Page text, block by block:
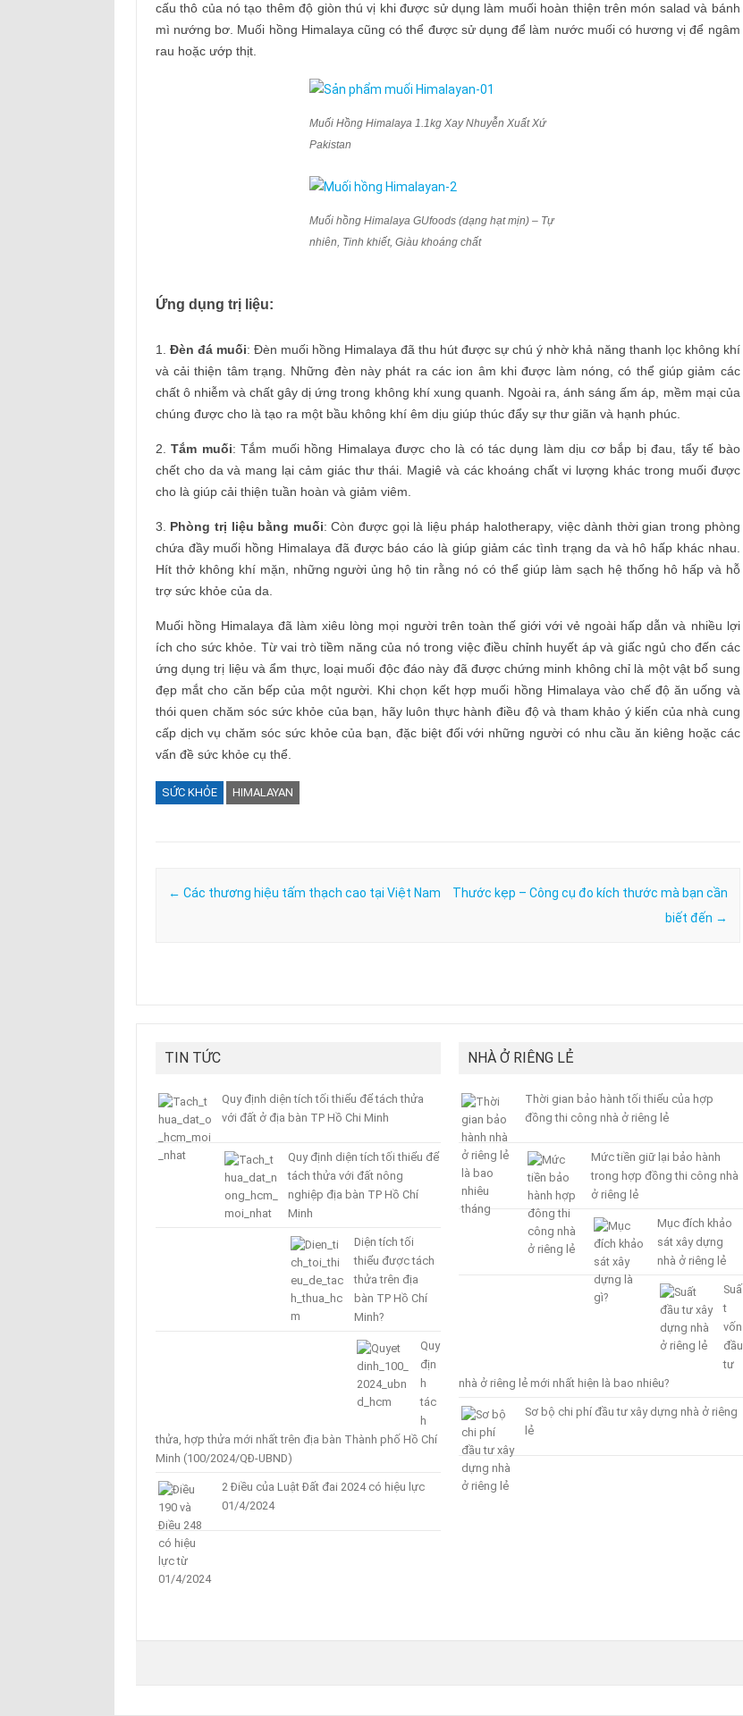
cấu thô của nó tạo thêm độ giòn thú vị khi được sử dụng làm muối hoàn thiện trên món salad và bánh
mì nướng bơ. Muối hồng Himalaya cũng có thể được sử dụng để làm nước muối có hương vị để ngâm
rau hoặc ướp thịt.
Muối Hồng Himalaya 1.1kg Xay Nhuyễn Xuất Xứ
Pakistan
Muối hồng Himalaya GUfoods (dạng hạt mịn) – Tự
nhiên, Tinh khiết, Giàu khoáng chất
Ứng dụng trị liệu:
1. Đèn đá muối: Đèn muối hồng Himalaya đã thu hút được sự chú ý nhờ khả năng thanh lọc không khí
và cải thiện tâm trạng. Những đèn này phát ra các ion âm khi được làm nóng, có thể giúp giảm các
chất ô nhiễm và chất gây dị ứng trong không khí xung quanh. Ngoài ra, ánh sáng ấm áp, mềm mại của
chúng được cho là tạo ra một bầu không khí êm dịu giúp thúc đẩy sự thư giãn và hạnh phúc.
2.Tắm muối: Tắm muối hồng Himalaya được cho là có tác dụng làm dịu cơ bắp bị đau, tẩy tế bào
chết cho da và mang lại cảm giác thư thái. Magiê và các khoáng chất vi lượng khác trong muối được
cho là giúp cải thiện tuần hoàn và giảm viêm.
3. Phòng trị liệu bằng muối: Còn được gọi là liệu pháp halotherapy, việc dành thời gian trong phòng
chứa đầy muối hồng Himalaya đã được báo cáo là giúp giảm các tình trạng da và hô hấp khác nhau.
Hít thở không khí mặn, những người ủng hộ tin rằng nó có thể giúp làm sạch hệ thống hô hấp và hỗ
trợ sức khỏe của da.
Muối hồng Himalaya đã làm xiêu lòng mọi người trên toàn thế giới với vẻ ngoài hấp dẫn và nhiều lợi
ích cho sức khỏe. Từ vai trò tiềm năng của nó trong việc điều chỉnh huyết áp và giấc ngủ cho đến các
ứng dụng trị liệu và ẩm thực, loại muối độc đáo này đã được chứng minh không chỉ là một vật bổ sung
đẹp mắt cho căn bếp của một người. Khi chọn kết hợp muối hồng Himalaya vào chế độ ăn uống và
thói quen chăm sóc sức khỏe của bạn, hãy luôn thực hành điều độ và tham khảo ý kiến của nhà cung
cấp dịch vụ chăm sóc sức khỏe của bạn, đặc biệt đối với những người có nhu cầu ăn kiêng hoặc các
vấn đề sức khỏe cụ thể.
SỨC KHỎE HIMALAYAN
Post navigation
← Các thương hiệu tấm thạch cao tại Việt Nam
Thước kẹp – Công cụ đo kích thước mà bạn cần
biết đến →
TIN TỨC
Quy định diện tích tối thiểu để tách thửa
với đất ở địa bàn TP Hồ Chi Minh
Quy định diện tích tối thiểu để
tách thửa với đất nông
nghiệp địa bàn TP Hồ Chí
Minh
Diện tích tối
thiểu được tách
thửa trên địa
bàn TP Hồ Chí
Minh?
Quy
địn
h
tác
h
thửa, hợp thửa mới nhất trên địa bàn Thành phố Hồ Chí
Minh (100/2024/QĐ-UBND)
2 Điều của Luật Đất đai 2024 có hiệu lực
01/4/2024
NHÀ Ở RIÊNG LẺ
Thời gian bảo hành tối thiểu của hợp
đồng thi công nhà ở riêng lẻ
Mức tiền giữ lại bảo hành
trong hợp đồng thi công nhà
ở riêng lẻ
Mục đích khảo
sát xây dựng
nhà ở riêng lẻ
Suấ
t
vốn
đầu
tư
nhà ở riêng lẻ mới nhất hiện là bao nhiêu?
Sơ bộ chi phí đầu tư xây dựng nhà ở riêng
lẻ